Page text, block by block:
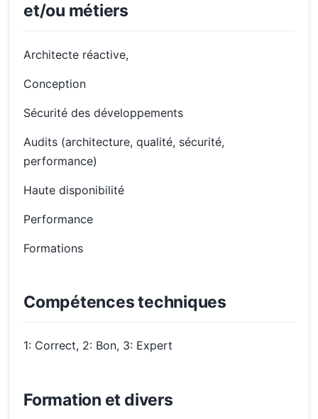
et/ou métiers
Architecte réactive,
Conception
Sécurité des développements
Audits (architecture, qualité, sécurité,
performance)
Haute disponibilité
Performance
Formations
Compétences techniques
1: Correct, 2: Bon, 3: Expert
Formation et divers